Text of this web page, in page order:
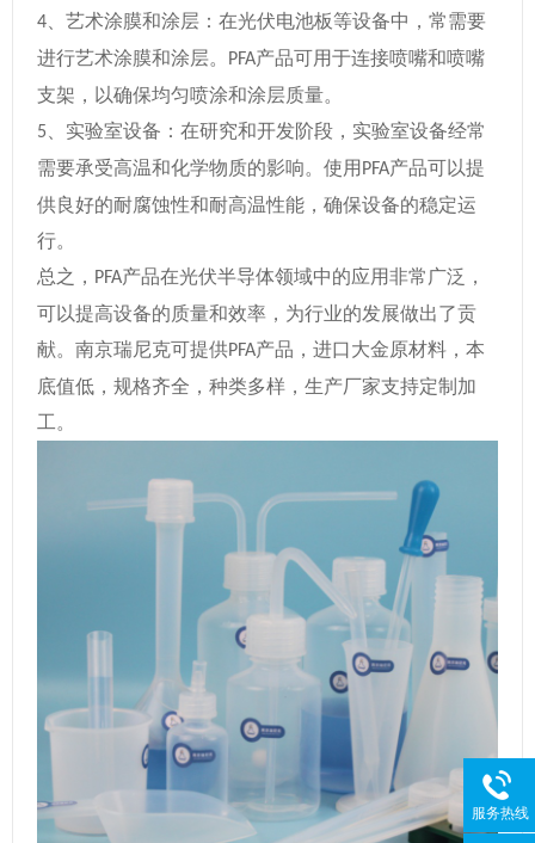
4
艺术涂膜和涂层：在光伏电池板等设备中，常需要
进行艺术涂膜和涂层。
PFA产品可用于连接喷嘴和喷嘴
支架，以确保均匀喷涂和涂层质量。
5
实验室设备：在研究和开发阶段，实验室设备经常
需要承受高温和化学物质的影响。使用 PFA产品可以提
供良好的耐腐蚀性和耐高温性能，确保设备的稳定运
行。
总之， PFA产品在光伏半导体领域中的应用非常广泛，
可以提高设备的质量和效率，为行业的发展做出了贡
献。 南京瑞尼克可提供PFA产品，进口大金原材料，本
底值低，规格齐全，种类多样，生产厂家支持定制加
工。
服务热线